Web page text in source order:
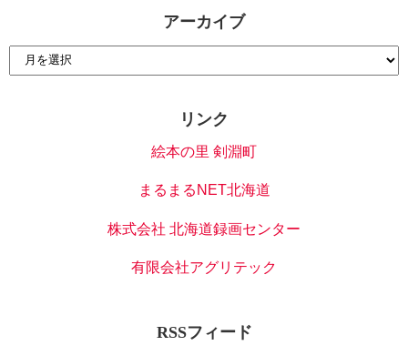
アーカイブ
リンク
絵本の里 剣淵町
まるまるNET北海道
株式会社 北海道録画センター
有限会社アグリテック
RSSフィード